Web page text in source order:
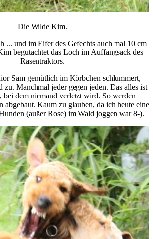
Die Wilde Kim.
... und im Eifer des Gefechts auch mal 10 cm
begutachtet das Loch im Auffangsack des
Rasentraktors.
Sam gemütlich im Körbchen schlummert,
zu. Manchmal jeder gegen jeden. Das alles ist
bei dem niemand verletzt wird. So werden
abgebaut. Kaum zu glauben, da ich heute eine
(außer Rose) im Wald joggen war 8-).